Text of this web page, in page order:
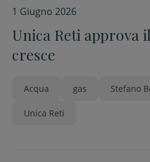
1 Giugno 2026
Unica Reti approva
cresce
Acqua gas Stefano
Unica Reti